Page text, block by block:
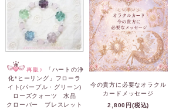
再販♪
「ハートの浄
化*ヒーリング」フローラ
イト(パープル・グリーン)
ローズクォーツ 水晶
クローバー ブレスレット
今の貴方に必要なオラクル
カードメッセージ
2,800円(税込)